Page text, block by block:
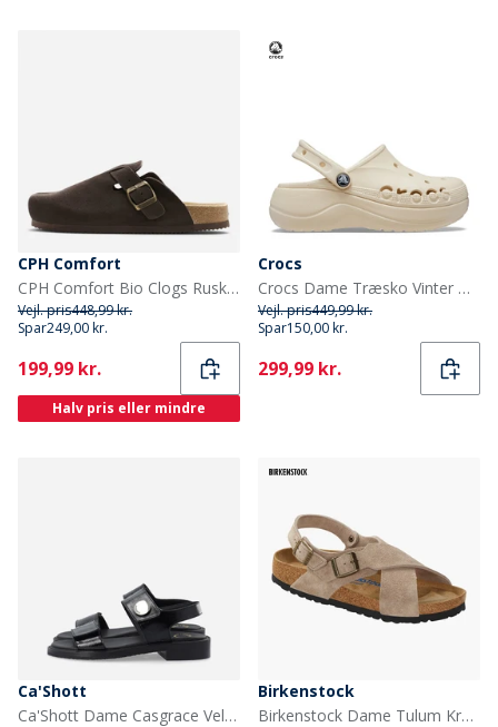
CPH Comfort
CPH Comfort Bio Clogs Ruskind Sandaler Dark Brown
Vejl. pris448,99 kr.
Spar249,00 kr.
Current
199,99 kr.
Halv pris eller mindre
Crocs
Crocs Dame Træsko Vinter Hvid
Vejl. pris449,99 kr.
Spar150,00 kr.
Current
299,99 kr.
Ca'Shott
Ca'Shott Dame Casgrace Velcro Patent Sandaler Sort
Birkenstock
Birkenstock Dame Tulum Krydsrem Sandaler Taupe